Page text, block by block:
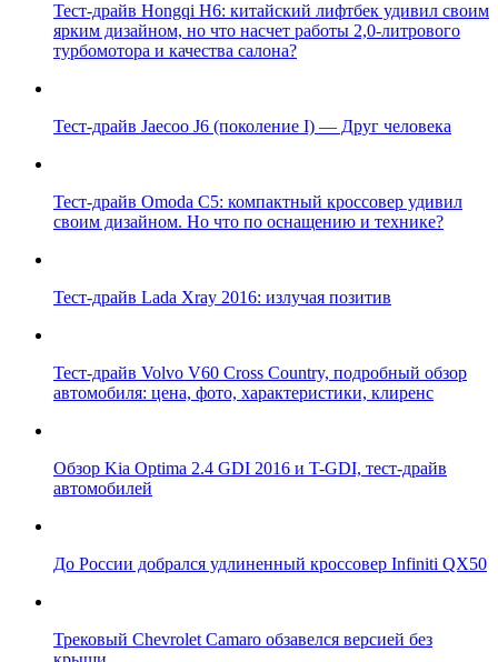
Тест-драйв Hongqi H6: китайский лифтбек удивил своим
ярким дизайном, но что насчет работы 2,0-литрового
турбомотора и качества салона?
Тест-драйв Jaecoo J6 (поколение I) — Друг человека
Тест-драйв Omoda C5: компактный кроссовер удивил
своим дизайном. Но что по оснащению и технике?
Тест-драйв Lada Xray 2016: излучая позитив
Тест-драйв Volvo V60 Cross Country, подробный обзор
автомобиля: цена, фото, характеристики, клиренс
Обзор Kia Optima 2.4 GDI 2016 и T-GDI, тест-драйв
автомобилей
До России добрался удлиненный кроссовер Infiniti QX50
Трековый Chevrolet Camaro обзавелся версией без